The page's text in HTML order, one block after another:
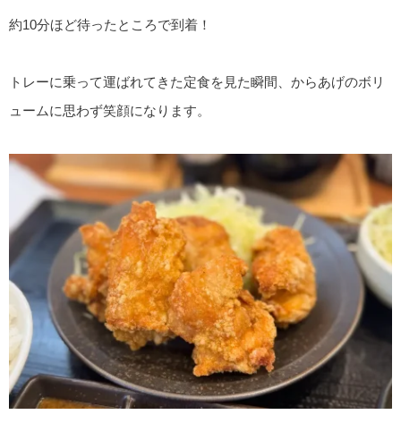
約10分ほど待ったところで到着！
トレーに乗って運ばれてきた定食を見た瞬間、からあげのボリ
ュームに思わず笑顔になります。